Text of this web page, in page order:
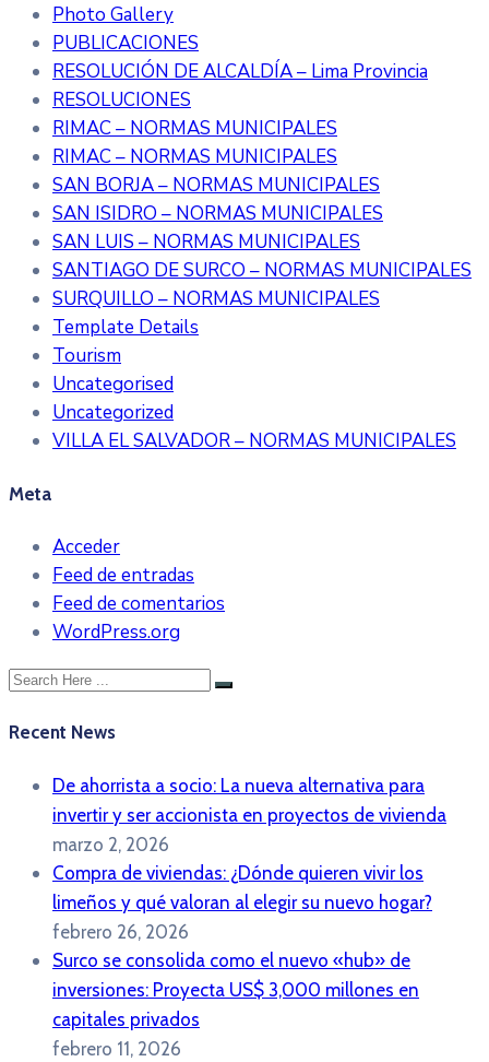
Photo Gallery
PUBLICACIONES
RESOLUCIÓN DE ALCALDÍA – Lima Provincia
RESOLUCIONES
RIMAC – NORMAS MUNICIPALES
RIMAC – NORMAS MUNICIPALES
SAN BORJA – NORMAS MUNICIPALES
SAN ISIDRO – NORMAS MUNICIPALES
SAN LUIS – NORMAS MUNICIPALES
SANTIAGO DE SURCO – NORMAS MUNICIPALES
SURQUILLO – NORMAS MUNICIPALES
Template Details
Tourism
Uncategorised
Uncategorized
VILLA EL SALVADOR – NORMAS MUNICIPALES
Meta
Acceder
Feed de entradas
Feed de comentarios
WordPress.org
Recent News
De ahorrista a socio: La nueva alternativa para
invertir y ser accionista en proyectos de vivienda
marzo 2, 2026
Compra de viviendas: ¿Dónde quieren vivir los
limeños y qué valoran al elegir su nuevo hogar?
febrero 26, 2026
Surco se consolida como el nuevo «hub» de
inversiones: Proyecta US$ 3,000 millones en
capitales privados
febrero 11, 2026